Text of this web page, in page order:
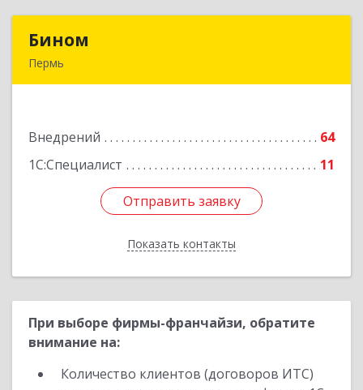
Бином
Пермь
Внедрений
64
1С:Специалист
11
Отправить заявку
Показать контакты
Подробнее
Отправить заявку
Назад
При выборе фирмы-франчайзи, обратите
внимание на:
Количество клиентов (договоров ИТС)